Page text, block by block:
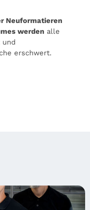
Neuformatieren
werden alle
und
erschwert.